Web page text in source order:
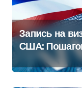
Запись на
США: